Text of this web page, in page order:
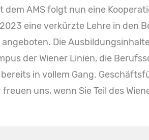
AMS folgt nun eine
eine verkürzte Lehre in den
Die
der Wiener Linien, die
in vollem Gang.
uns, wenn Sie Teil des